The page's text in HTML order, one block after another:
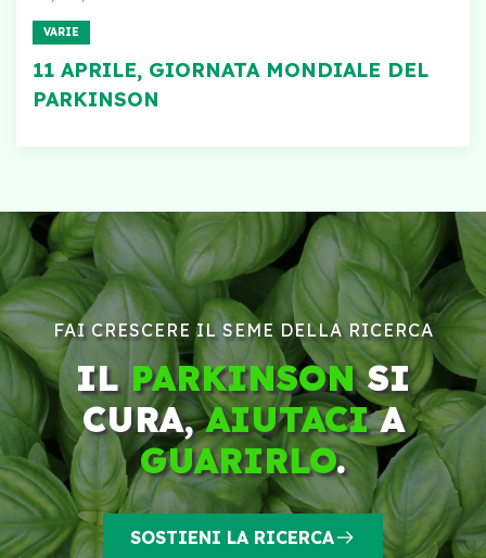
VARIE
11 APRILE, GIORNATA MONDIALE DEL
PARKINSON
FAI CRESCERE IL SEME DELLA RICERCA
ILPARKINSONSI
CURA,AIUTACIA
GUARIRLO.
SOSTIENI LA RICERCA